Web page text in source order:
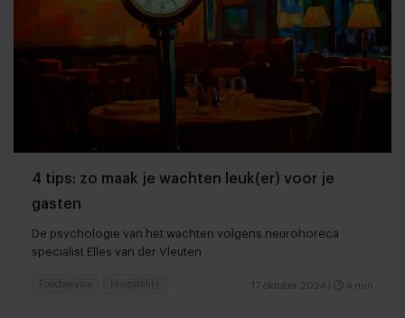
4 tips: zo maak je wachten leuk(er) voor je
gasten
De psychologie van het wachten volgens neurohoreca
specialist Elles van der Vleuten
17 oktober 2024 4 min
Foodservice Hospitality